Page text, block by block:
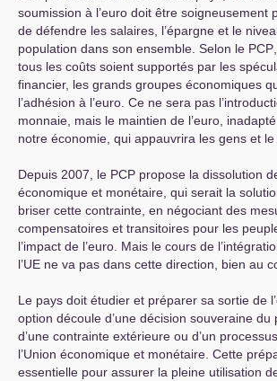
soumission à l’euro doit être soigneusement
de défendre les salaires, l’épargne et le
population dans son ensemble. Selon le PCP
tous les coûts soient supportés par les
financier, les grands groupes économiques
l’adhésion à l’euro. Ce ne sera pas
monnaie, mais le maintien de l’euro,
notre économie, qui appauvrira les gens et le
Depuis 2007, le PCP propose la dissolution
économique et monétaire, qui serait la
briser cette contrainte, en négociant des
compensatoires et transitoires pour les
l’impact de l’euro. Mais le cours de
l’UE ne va pas dans cette direction, bien au
Le pays doit étudier et préparer sa sortie de
option découle d’une décision souveraine du
d’une contrainte extérieure ou d’un
l’Union économique et monétaire. Cette
essentielle pour assurer la pleine utilisation